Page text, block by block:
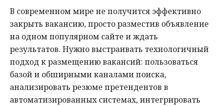
В современном мире не получится эффективно
закрыть вакансию, просто разместив объявление
на одном популярном сайте и ждать
результатов. Нужно выстраивать технологичный
подход к размещению вакансий: пользоваться
базой и обширными каналами поиска,
анализировать резюме претендентов в
автоматизированных системах, интегрировать